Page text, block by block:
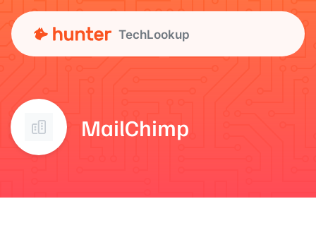
TechLookup
MailChimp